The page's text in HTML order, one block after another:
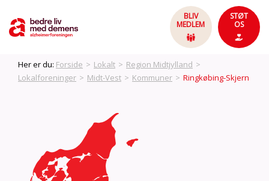
BLIV
MEDLEM
STØT
OS
Her er du: Forside > Lokalt > Region Midtjylland >
Lokalforeninger > Midt-Vest > Kommuner > Ringkøbing-Skjern